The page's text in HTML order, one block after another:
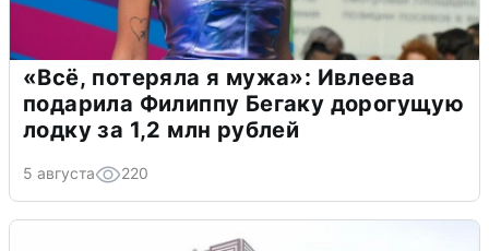
«Всё, потеряла я мужа»: Ивлеева
подарила Филиппу Бегаку дорогущую
лодку за 1,2 млн рублей
5 августа 220